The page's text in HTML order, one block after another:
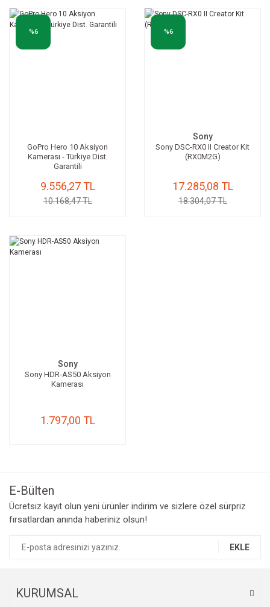
%6
GoPro Hero 10 Aksiyon
Kamerası - Türkiye Dist.
Garantili
9.556,27 TL
10.168,47 TL
%6
Sony
Sony DSC-RX0 II Creator Kit
(RX0M2G)
17.285,08 TL
18.304,07 TL
Sony
Sony HDR-AS50 Aksiyon
Kamerası
1.797,00 TL
E-Bülten
Ücretsiz kayıt olun yeni ürünler indirim ve sizlere özel sürpriz
fırsatlardan anında haberiniz olsun!
EKLE
KURUMSAL